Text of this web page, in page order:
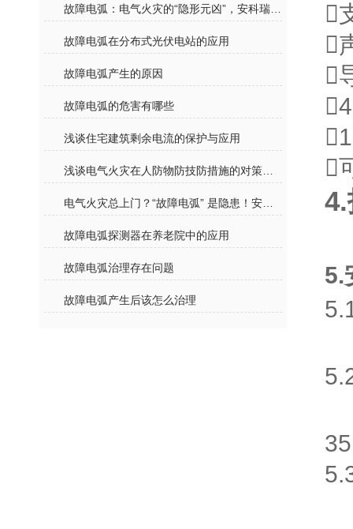
故障电弧在分布式光伏电站的应用
故障电弧产生的原因
故障电弧的危害有哪些
浅谈住宅建筑剩余电流的保护与应用
故障电弧探测器在养老院中的应用
故障电弧治理存在问题
故障电弧产生后该怎么治理




5.